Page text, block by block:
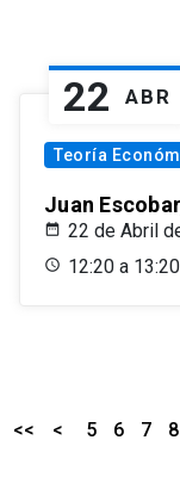
22 ABR
Teoría
Juan
22 de Abril
12:20 a 13:20
<< < 5 6 7 8